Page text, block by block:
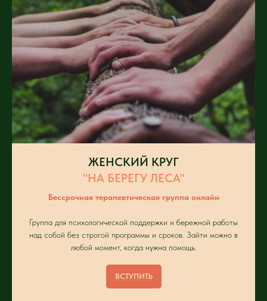
ЖЕНСКИЙ КРУГ
"НА БЕРЕГУ ЛЕСА"
Бессрочная терапевтическая группа онлайн
Группа для психологической поддержки и бережной работы
над собой без строгой программы и сроков. Зайти можно в
любой момент, когда нужна помощь.
ВСТУПИТЬ